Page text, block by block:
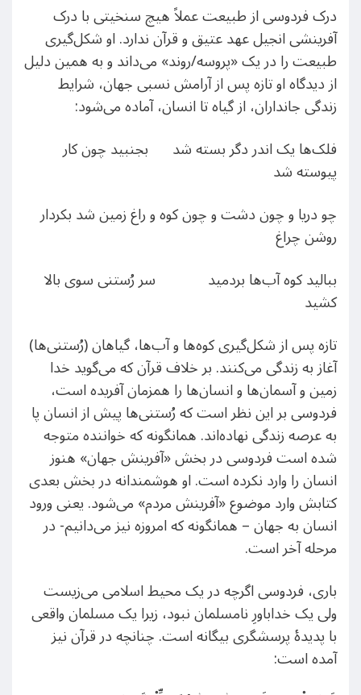
درک فردوسی از طبیعت عملاً هیچ سنخیتی با درک
آفرینشی انجیل عهد عتیق و قرآن ندارد. او شکل‌گیری
طبیعت را در یک «پروسه/روند» می‌داند و به همین دلیل
از دیدگاه او تازه پس از آرامش نسبی جهان، شرایط
زندگی جانداران، از گیاه تا انسان، آماده می‌شود:
فلک‌ها یک اندر دگر بسته شد بجنبید چون کار
پیوسته شد
چو دریا و چون دشت و چون کوه و راغ زمین شد بکردار
روشن چراغ
ببالید کوه آب‌ها بردمید سر رُستنی سوی بالا
کشید
تازه پس از شکل‌گیری کوه‌ها و آب‌ها، گیاهان (رُستنی‌ها)
آغاز به زندگی می‌کنند. بر خلاف قرآن که می‌گوید خدا
زمین و آسمان‌ها و انسان‌ها را همزمان آفریده است،
فردوسی بر این نظر است که رُستنی‌ها پیش از انسان پا
به عرصه زندگی نهاده‌اند. همانگونه که خواننده متوجه
شده است فردوسی در بخش «آفرینش جهان» هنوز
انسان را وارد نکرده است. او هوشمندانه در بخش بعدی
کتابش وارد موضوع «آفرینش مردم» می‌شود. یعنی ورود
انسان به جهان – همانگونه که امروزه نیز می‌دانیم- در
مرحله آخر است.
باری، فردوسی اگرچه در یک محیط اسلامی می‌زیست
ولی یک خداباورِ نامسلمان نبود، زیرا یک مسلمان واقعی
با پدیدۀ پرسشگری بیگانه است. چنانچه در قرآن نیز
آمده است: